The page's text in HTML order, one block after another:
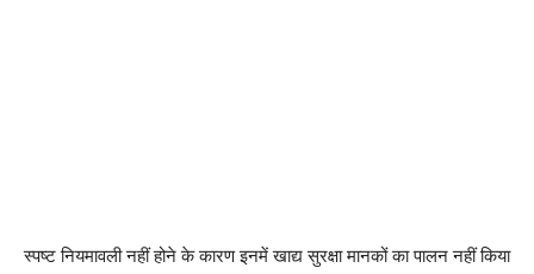
स्पष्ट नियमावली नहीं होने के कारण इनमें खाद्य सुरक्षा मानकों का पालन नहीं किया